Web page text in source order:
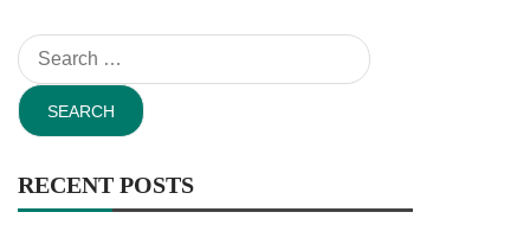
Search
for:
RECENT POSTS